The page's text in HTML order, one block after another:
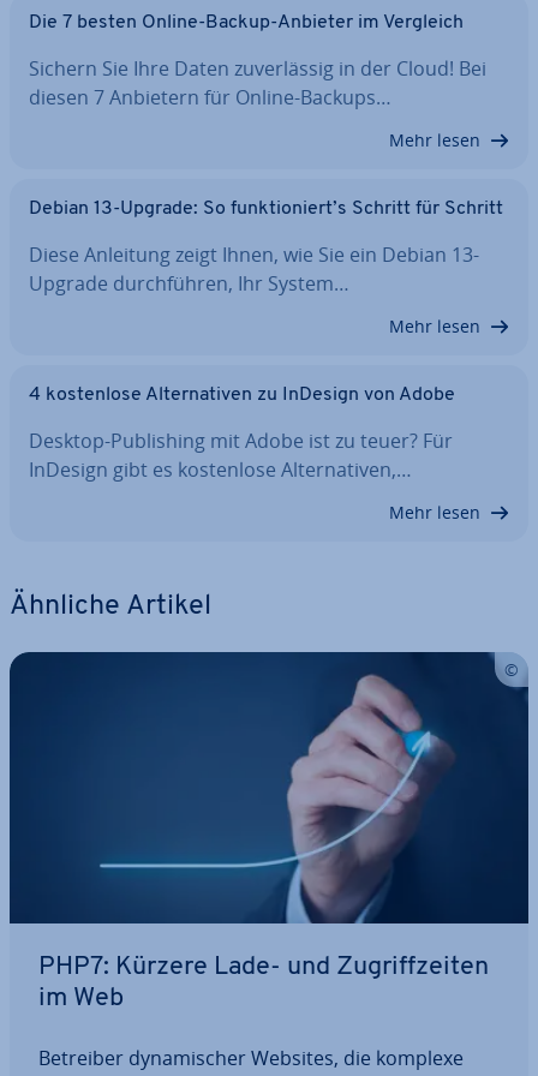
Die 7 besten Online-Backup-Anbieter im Vergleich
Sichern Sie Ihre Daten zu­ver­läs­sig in der Cloud! Bei
diesen 7 Anbietern für Online-Backups…
Mehr lesen
Debian 13-Upgrade: So funk­tio­niert’s Schritt für Schritt
Diese Anleitung zeigt Ihnen, wie Sie ein Debian 13-
Upgrade durch­füh­ren, Ihr System…
Mehr lesen
4 kos­ten­lo­se Al­ter­na­ti­ven zu InDesign von Adobe
Desktop-Pu­bli­shing mit Adobe ist zu teuer? Für
InDesign gibt es kos­ten­lo­se Al­ter­na­ti­ven,…
Mehr lesen
Ähnliche Artikel
PHP7: Kürzere Lade- und Zu­griff­zei­ten
im Web
Betreiber dy­na­mi­scher Websites, die komplexe